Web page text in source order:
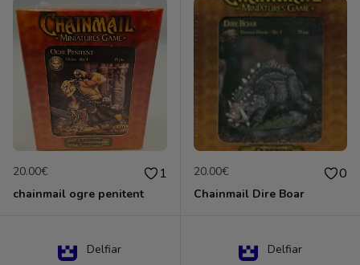
20.00€ 1
chainmail ogre penitent
20.00€ 0
Chainmail Dire Boar
Delfiar Delfiar